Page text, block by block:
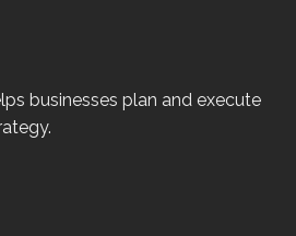
businesses plan and execute